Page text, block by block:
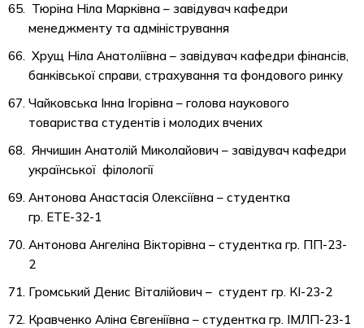
Тюріна Ніла Марківна – завідувач кафедри
менеджменту та адміністрування
Хрущ Ніла Анатоліївна – завідувач кафедри фінансів,
банківської справи, страхування та фондового ринку
Чайковська Інна Ігорівна – голова наукового
товариства студентів і молодих вчених
Янчишин Анатолій Миколайович – завідувач кафедри
української філології
Антонова Анастасія Олексіївна – студентка
гр. ЕТЕ-32-1
Антонова Ангеліна Вікторівна – студентка гр. ПП-23-
2
Громський Денис Віталійович – студент гр. КІ-23-2
Кравченко Аліна Євгеніївна – студентка гр. ІМЛП-23-1